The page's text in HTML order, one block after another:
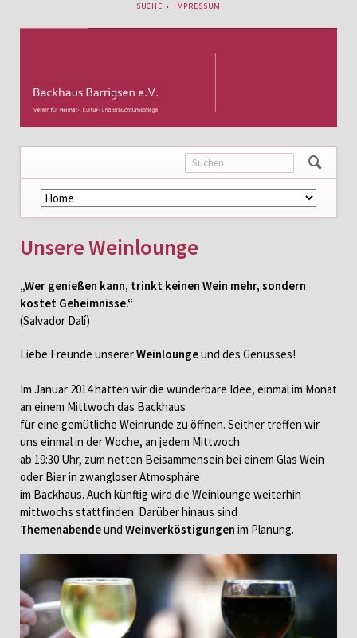
NAVIGATION
SUCHE IMPRESSUM
Navigation
überspringen
Unsere Weinlounge
„Wer genießen kann, trinkt keinen Wein mehr, sondern
kostet Geheimnisse.“
(Salvador Dalí)
Liebe Freunde unsererWeinloungeund des Genusses!
Im Januar 2014 hatten wir die wunderbare Idee, einmal im Monat
an einem Mittwoch das Backhaus
für eine gemütliche Weinrunde zu öffnen. Seither treffen wir
uns einmal in der Woche, an jedem Mittwoch
ab 19:30 Uhr, zum netten Beisammensein bei einem Glas Wein
oder Bier in zwangloser Atmosphäre
im Backhaus. Auch künftig wird die Weinlounge weiterhin
mittwochs stattfinden. Darüber hinaus sind
Themenabendeund Weinverköstigungen im Planung.